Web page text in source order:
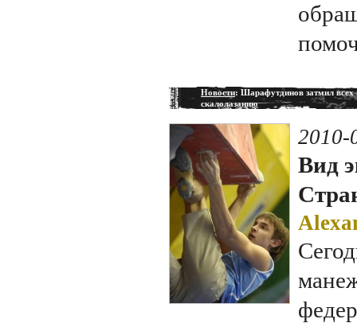
Новости: Шарафутдинов затмил всех
скалолазанию
2010-
Вид